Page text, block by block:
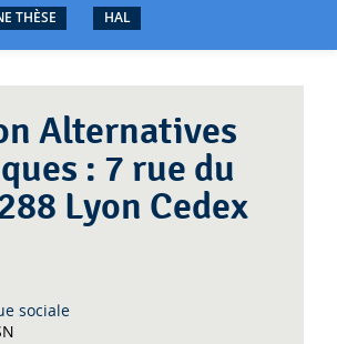
THÈSE
HAL
Alternatives
: 7 rue du
Lyon Cedex
sociale